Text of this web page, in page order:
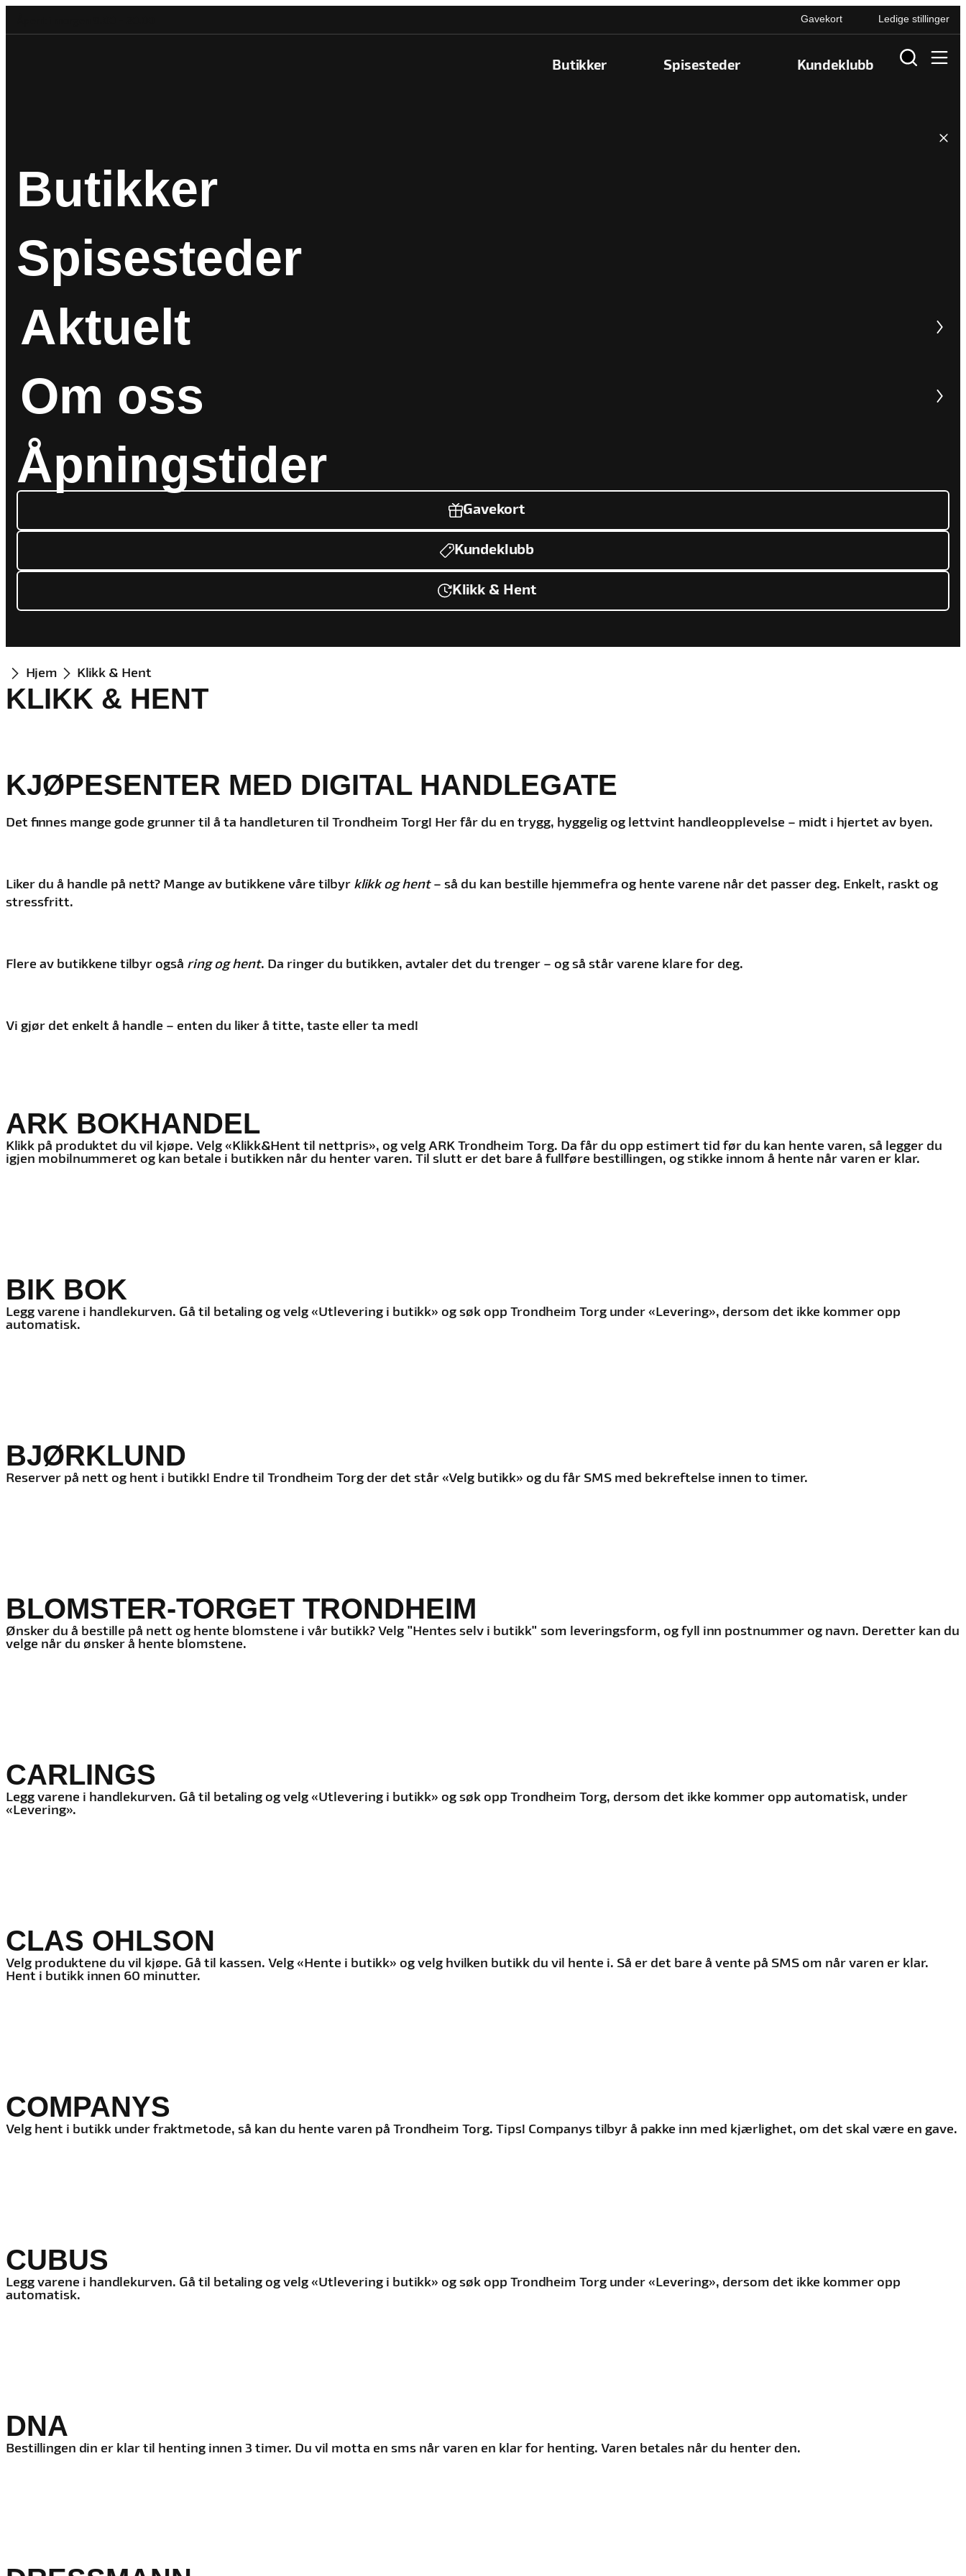
Gavekort Ledige stillinger
Butikker Spisesteder Kundeklubb
Butikker
Spisesteder
Aktuelt
Om oss
Åpningstider
Gavekort
Kundeklubb
Klikk & Hent
Hjem Klikk & Hent
KLIKK & HENT
KJØPESENTER MED DIGITAL HANDLEGATE
Det finnes mange gode grunner til å ta handleturen til Trondheim Torg! Her får du en trygg, hyggelig og lettvint handleopplevelse – midt i hjertet av byen.
Liker du å handle på nett? Mange av butikkene våre tilbyr klikk og hent– så du kan bestille hjemmefra og hente varene når det passer deg. Enkelt, raskt og
stressfritt.
Flere av butikkene tilbyr også ring og hent. Da ringer du butikken, avtaler det du trenger – og så står varene klare for deg.
Vi gjør det enkelt å handle – enten du liker å titte, taste eller ta med!
ARK BOKHANDEL
Klikk på produktet du vil kjøpe. Velg «Klikk&Hent til nettpris», og velg ARK Trondheim Torg. Da får du opp estimert tid før du kan hente varen, så legger du
igjen mobilnummeret og kan betale i butikken når du henter varen. Til slutt er det bare å fullføre bestillingen, og stikke innom å hente når varen er klar.
BIK BOK
Legg varene i handlekurven. Gå til betaling og velg «Utlevering i butikk» og søk opp Trondheim Torg under «Levering», dersom det ikke kommer opp
automatisk.
BJØRKLUND
Reserver på nett og hent i butikk! Endre til Trondheim Torg der det står «Velg butikk» og du får SMS med bekreftelse innen to timer.
BLOMSTER-TORGET TRONDHEIM
Ønsker du å bestille på nett og hente blomstene i vår butikk? Velg "Hentes selv i butikk" som leveringsform, og fyll inn postnummer og navn. Deretter kan du
velge når du ønsker å hente blomstene.
CARLINGS
Legg varene i handlekurven. Gå til betaling og velg «Utlevering i butikk» og søk opp Trondheim Torg, dersom det ikke kommer opp automatisk, under
«Levering».
CLAS OHLSON
Velg produktene du vil kjøpe. Gå til kassen. Velg «Hente i butikk» og velg hvilken butikk du vil hente i. Så er det bare å vente på SMS om når varen er klar.
Hent i butikk innen 60 minutter.
COMPANYS
Velg hent i butikk under fraktmetode, så kan du hente varen på Trondheim Torg. Tips! Companys tilbyr å pakke inn med kjærlighet, om det skal være en gave.
CUBUS
Legg varene i handlekurven. Gå til betaling og velg «Utlevering i butikk» og søk opp Trondheim Torg under «Levering», dersom det ikke kommer opp
automatisk.
DNA
Bestillingen din er klar til henting innen 3 timer. Du vil motta en sms når varen en klar for henting. Varen betales når du henter den.